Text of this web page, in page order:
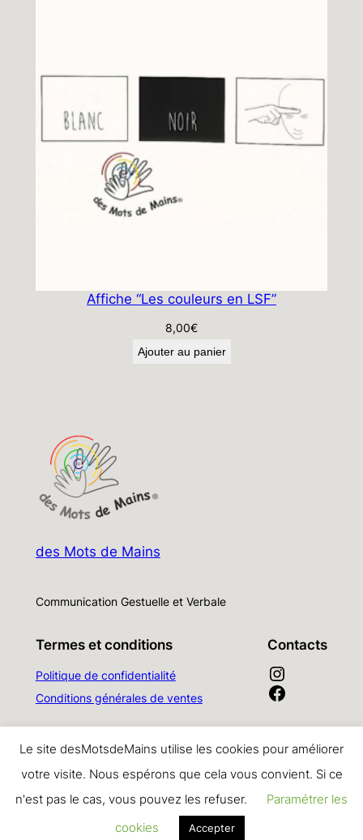
Affiche “Les couleurs en LSF”
8,00€
Ajouter au panier
des Mots de Mains
Communication Gestuelle et Verbale
Termes et conditions
Politique de confidentialité
Conditions générales de ventes
Contacts
Lien vers la page Instagram des Mots de Mains
Lien vers la page Facebook des Mots de Mains
Adresse mail des Mots de Mains
Lien vers le compte TikTok des Mots de Mains
Le site desMotsdeMains utilise les cookies pour améliorer
votre visite. Nous espérons que cela vous convient. Si ce
n'est pas le cas, vous pouvez les refuser.
Paramétrer les
cookies
Accepter